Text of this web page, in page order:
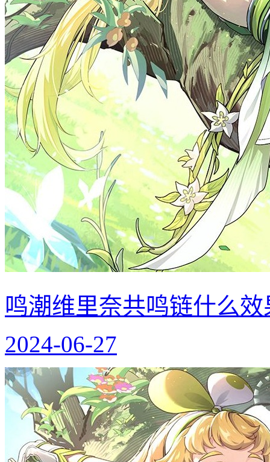
鸣潮维里奈共鸣链什么
2024-06-27